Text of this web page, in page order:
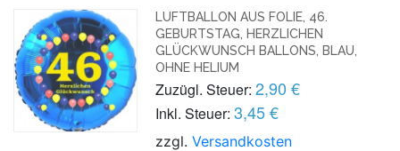
LUFTBALLON AUS FOLIE, 46.
GEBURTSTAG, HERZLICHEN
GLÜCKWUNSCH BALLONS, BLAU,
OHNE HELIUM
Zuzügl. Steuer: 2,90 €
Inkl. Steuer: 3,45 €
zzgl.Versandkosten